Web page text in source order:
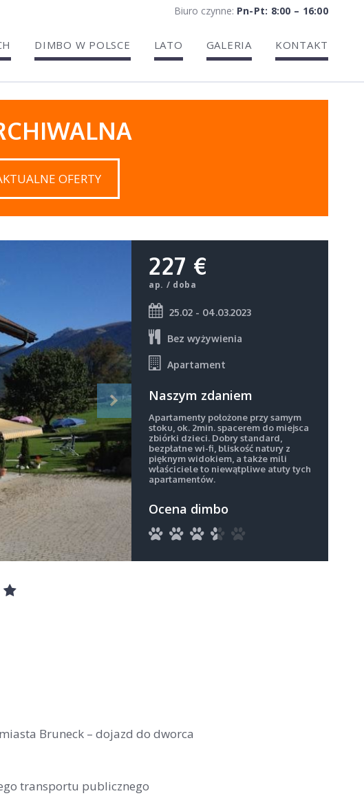
Biuro czynne: Pn-Pt: 8:00 – 16:00
DIMBO W POLSCE LATO GALERIA KONTAKT
OFERTY
227 €
ap. / doba
25.02 - 04.03.2023
Bez wyżywienia
Apartament
Naszym zdaniem
Apartamenty położone przy samym
stoku, ok. 2min. spacerem do miejsca
zbiórki dzieci. Dobry standard,
bezpłatne wi-fi, bliskość natury z
pięknym widokiem, a także mili
właściciele to niewątpliwe atuty tych
apartamentów.
Ocena dimbo
Bruneck – dojazd do dworca
transportu publicznego